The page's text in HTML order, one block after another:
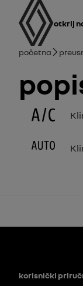
korisnički priručnik
otkrij
mrvice
Početna
Podnožje
korisnički